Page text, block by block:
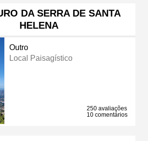
DA SERRA DE SANTA
HELENA
Outro
Local Paisagístico
250 avaliações
10 comentários